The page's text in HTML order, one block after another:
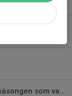
Coach Magnus Zirath pratar om säsongen som varit och kommande kvalserie